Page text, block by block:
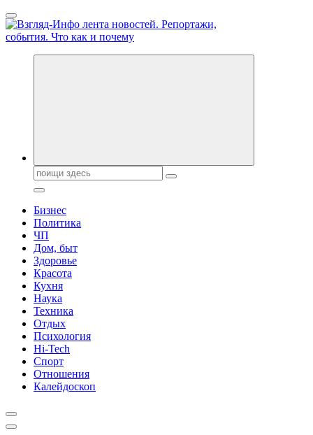
Перейти
к
содержанию
Обо всем и обо всех, что зачем и почему. Новости политики,
Поиск:
Бизнес
Политика
ЧП
Дом, быт
Здоровье
Красота
Кухня
Наука
Техника
Отдых
Психология
Hi-Tech
Спорт
Отношения
Калейдоскоп